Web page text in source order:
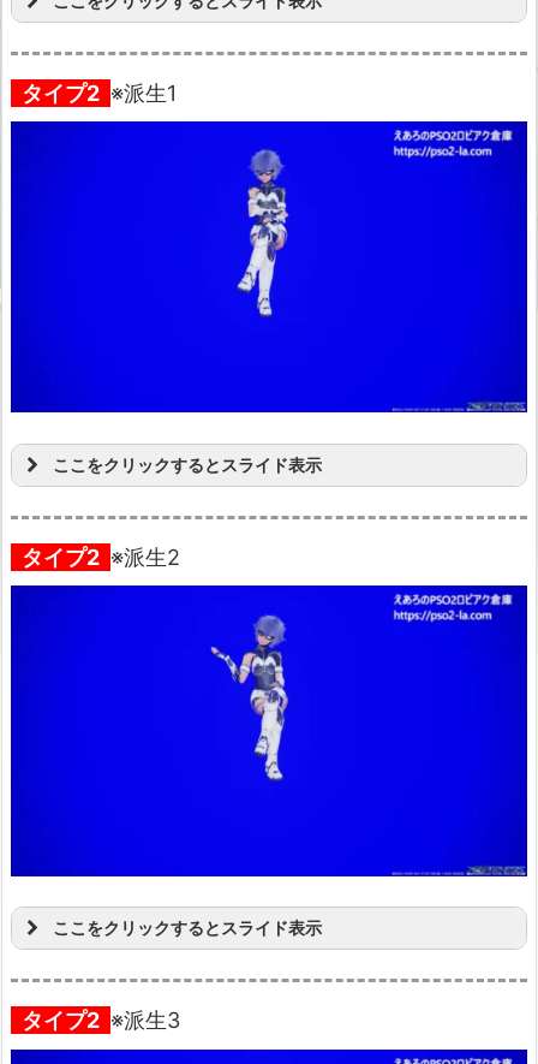
タイプ2 ※派生1
ここをクリックするとスライド表示
タイプ2 ※派生2
ここをクリックするとスライド表示
タイプ2 ※派生3